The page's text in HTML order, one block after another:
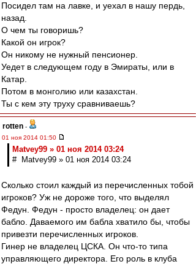
Посидел там на лавке, и уехал в нашу пердь,
назад.
О чем ты говоришь?
Какой он игрок?
Он никому не нужный пенсионер.
Уедет в следующем году в Эмираты, или в
Катар.
Потом в монголию или казахстан.
Ты с кем эту труху сравниваешь?
rotten -
01 ноя 2014 01:50
Matvey99 » 01 ноя 2014 03:24
# Matvey99 » 01 ноя 2014 03:24
Сколько стоил каждый из перечисленных тобой
игроков? Уж не дороже того, что выделял
Федун. Федун - просто владелец: он дает
бабло. Даваемого им бабла хватило бы, чтобы
привезти перечисленных игроков.
Гинер не владелец ЦСКА. Он что-то типа
управляющего директора. Его роль в клуба